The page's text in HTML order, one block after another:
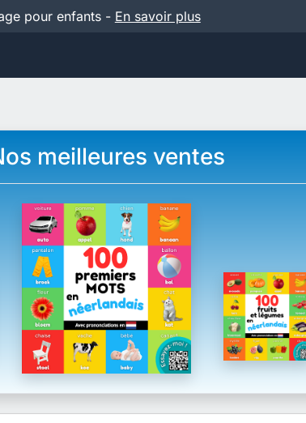
pour enfants - En savoir plus
meilleures ventes